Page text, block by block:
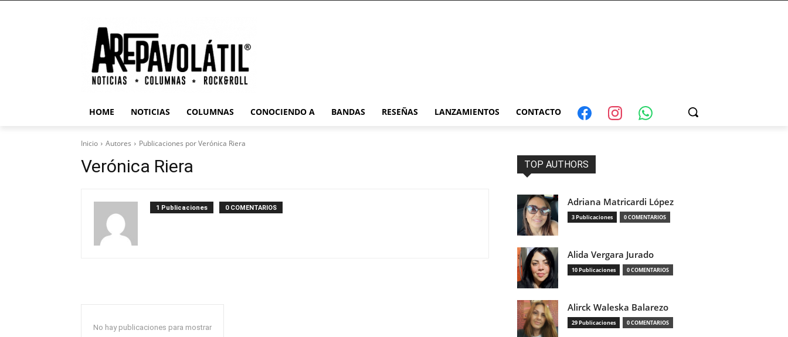
HOME NOTICIAS COLUMNAS CONOCIENDO A BANDAS RESEÑAS LANZAMIENTOS CONTACTO
Inicio Autores Publicaciones por Verónica Riera
Verónica Riera
1 Publicaciones 0 COMENTARIOS
No hay publicaciones para mostrar
TOP AUTHORS
Adriana Matricardi López
3 Publicaciones 0 COMENTARIOS
Alida Vergara Jurado
10 Publicaciones 0 COMENTARIOS
Alirck Waleska Balarezo
29 Publicaciones 0 COMENTARIOS